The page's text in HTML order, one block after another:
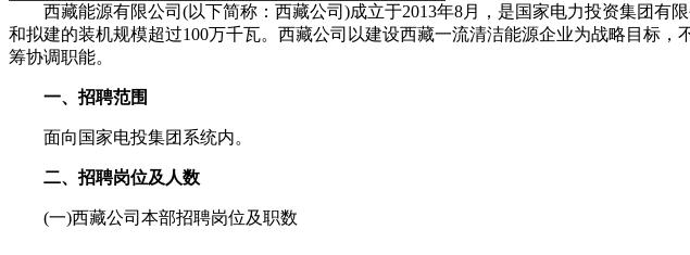
西藏能源有限公司(以下简称：西藏公司)成立于2013年8月，是国家电力投资集团有
和拟建的装机规模超过100万千瓦。西藏公司以建设西藏一流清洁能源企业为战略目标
筹协调职能。
一、招聘范围
面向国家电投集团系统内。
二、招聘岗位及人数
(一)西藏公司本部招聘岗位及职数